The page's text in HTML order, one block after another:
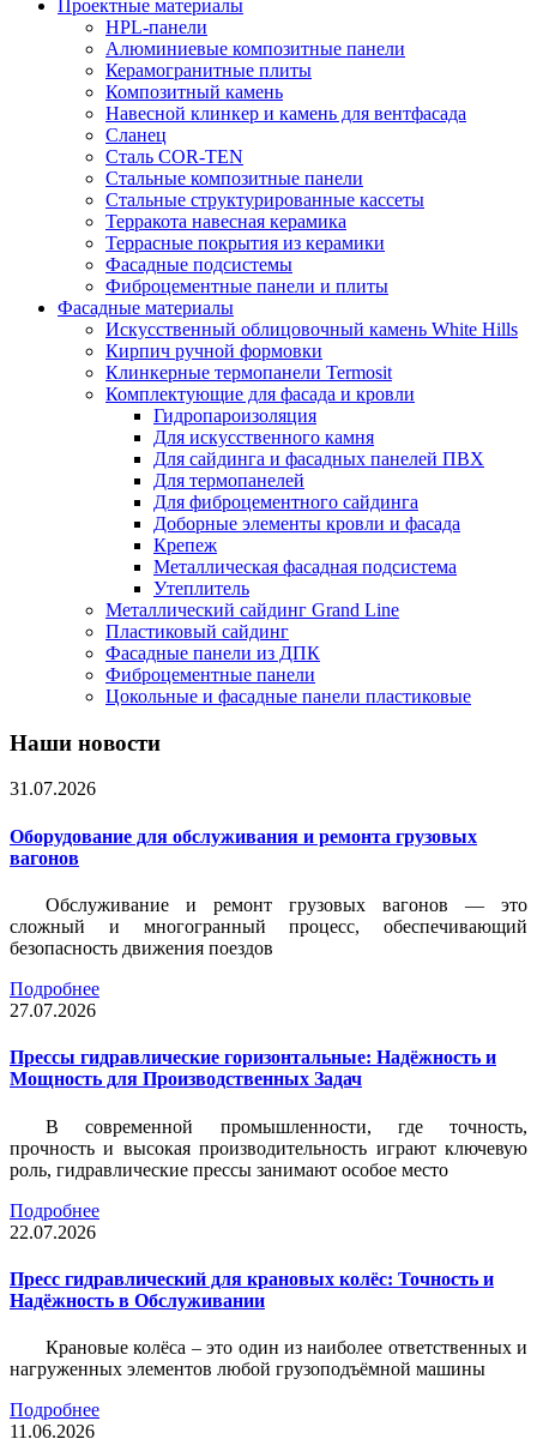
Проектные материалы
HPL-панели
Алюминиевые композитные панели
Керамогранитные плиты
Композитный камень
Навесной клинкер и камень для вентфасада
Сланец
Сталь COR-TEN
Стальные композитные панели
Стальные структурированные кассеты
Терракота навесная керамика
Террасные покрытия из керамики
Фасадные подсистемы
Фиброцементные панели и плиты
Фасадные материалы
Искусственный облицовочный камень White Hills
Кирпич ручной формовки
Клинкерные термопанели Termosit
Комплектующие для фасада и кровли
Гидропароизоляция
Для искусственного камня
Для сайдинга и фасадных панелей ПВХ
Для термопанелей
Для фиброцементного сайдинга
Доборные элементы кровли и фасада
Крепеж
Металлическая фасадная подсистема
Утеплитель
Металлический сайдинг Grand Line
Пластиковый сайдинг
Фасадные панели из ДПК
Фиброцементные панели
Цокольные и фасадные панели пластиковые
Наши новости
31.07.2026
Оборудование для обслуживания и ремонта грузовых
вагонов
Обслуживание и ремонт грузовых вагонов — это
сложный и многогранный процесс, обеспечивающий
безопасность движения поездов
Подробнее
27.07.2026
Прессы гидравлические горизонтальные: Надёжность и
Мощность для Производственных Задач
В современной промышленности, где точность,
прочность и высокая производительность играют ключевую
роль, гидравлические прессы занимают особое место
Подробнее
22.07.2026
Пресс гидравлический для крановых колёс: Точность и
Надёжность в Обслуживании
Крановые колёса – это один из наиболее ответственных и
нагруженных элементов любой грузоподъёмной машины
Подробнее
11.06.2026